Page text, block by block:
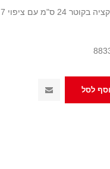
ציפוי 7 שכבות אבן שיש